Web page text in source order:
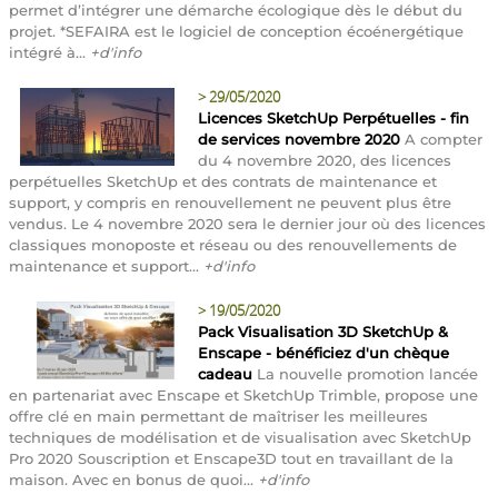
permet d’intégrer une démarche écologique dès le début du
projet. *SEFAIRA est le logiciel de conception écoénergétique
intégré à... +d'info
>29/05/2020
Licences SketchUp Perpétuelles - fin
de services novembre 2020 A compter
du 4 novembre 2020, des licences
perpétuelles SketchUp et des contrats de maintenance et
support, y compris en renouvellement ne peuvent plus être
vendus. Le 4 novembre 2020 sera le dernier jour où des licences
classiques monoposte et réseau ou des renouvellements de
maintenance et support... +d'info
> 19/05/2020
Pack Visualisation 3D SketchUp &
Enscape - bénéficiez d'un chèque
cadeau La nouvelle promotion lancée
en partenariat avec Enscape et SketchUp Trimble, propose une
offre clé en main permettant de maîtriser les meilleures
techniques de modélisation et de visualisation avec SketchUp
Pro 2020 Souscription et Enscape3D tout en travaillant de la
maison. Avec en bonus de quoi... +d'info